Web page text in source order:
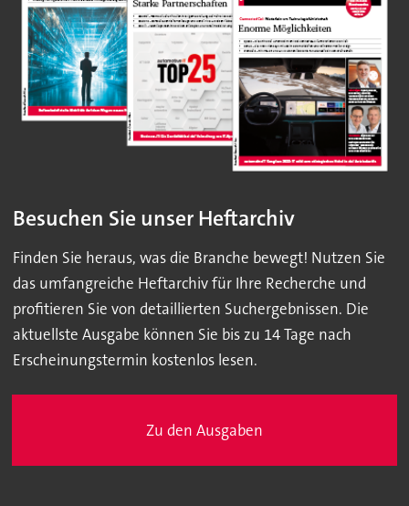
Besuchen Sie unser Heftarchiv
Finden Sie heraus, was die Branche bewegt! Nutzen Sie
das umfangreiche Heftarchiv für Ihre Recherche und
profitieren Sie von detaillierten Suchergebnissen. Die
aktuellste Ausgabe können Sie bis zu 14 Tage nach
Erscheinungstermin kostenlos lesen.
Zu den Ausgaben